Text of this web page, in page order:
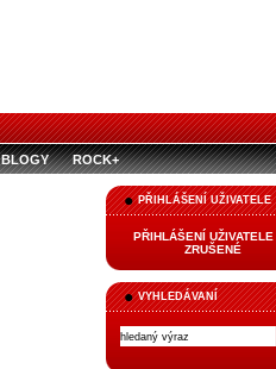
BLOGY ROCK+
PŘIHLÁŠENÍ UŽIVATELE
PŘIHLÁŠENÍ UŽIVATELE
ZRUŠENÉ
VYHLEDÁVANÍ